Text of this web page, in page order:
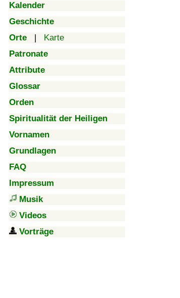
Kalender
Geschichte
Orte | Karte
Patronate
Attribute
Glossar
Orden
Spiritualität der Heiligen
Vornamen
Grundlagen
FAQ
Impressum
Musik
Videos
Vorträge